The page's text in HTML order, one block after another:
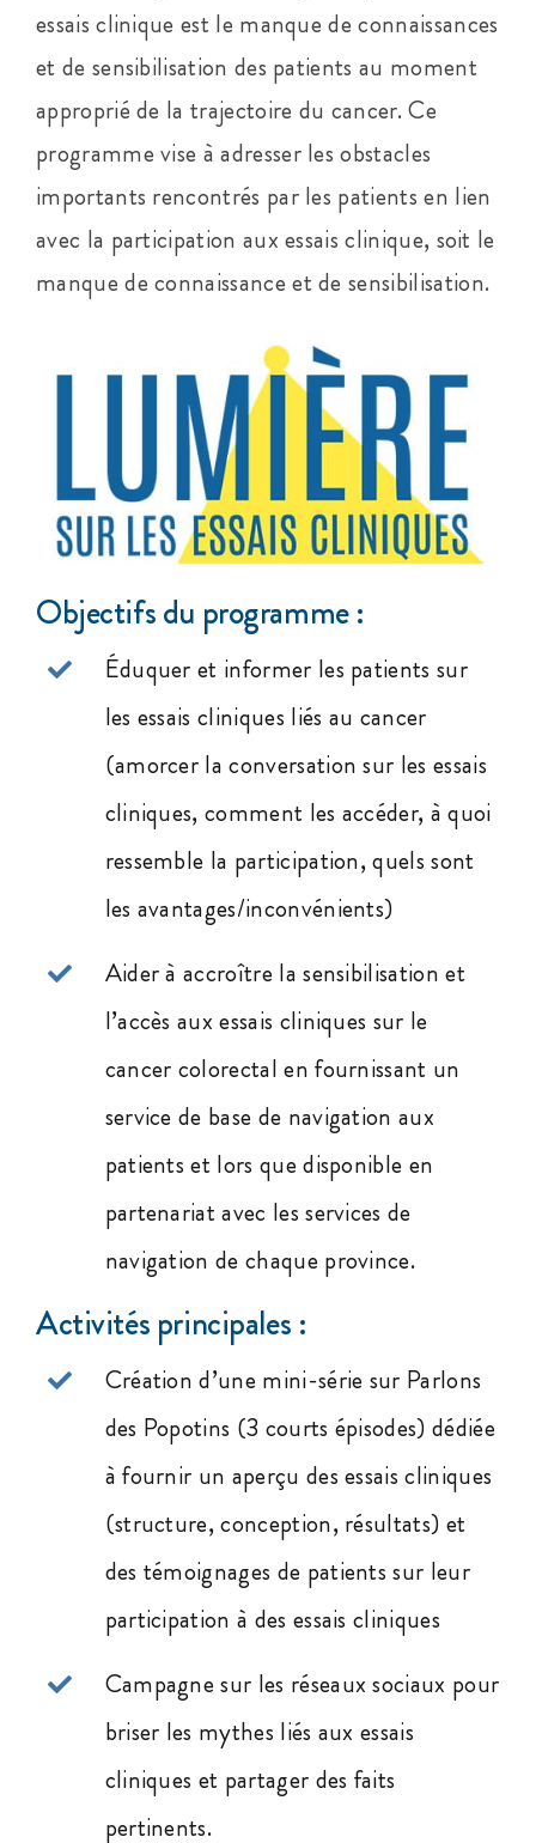
essais clinique est le manque de connaissances
et de sensibilisation des patients au moment
approprié de la trajectoire du cancer. Ce
programme vise à adresser les obstacles
importants rencontrés par les patients en lien
avec la participation aux essais clinique, soit le
manque de connaissance et de sensibilisation.
Objectifs du programme :
Éduquer et informer les patients sur
les essais cliniques liés au cancer
(amorcer la conversation sur les essais
cliniques, comment les accéder, à quoi
ressemble la participation, quels sont
les avantages/inconvénients)
Aider à accroître la sensibilisation et
l’accès aux essais cliniques sur le
cancer colorectal en fournissant un
service de base de navigation aux
patients et lors que disponible en
partenariat avec les services de
navigation de chaque province.
Activités principales :
Création d’une mini-série sur Parlons
des Popotins (3 courts épisodes) dédiée
à fournir un aperçu des essais cliniques
(structure, conception, résultats) et
des témoignages de patients sur leur
participation à des essais cliniques
Campagne sur les réseaux sociaux pour
briser les mythes liés aux essais
cliniques et partager des faits
pertinents.